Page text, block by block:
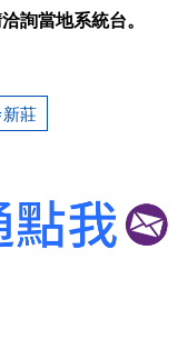
詢當地系統台。
新莊